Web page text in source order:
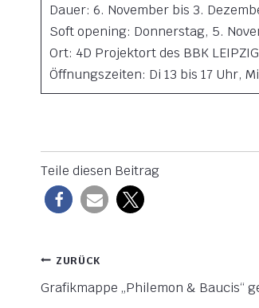
Dauer: 6. November bis 3.
Soft opening: Donnerstag, 5.
Ort: 4D Projektort des BBK
Öffnungszeiten: Di 13 bis 17 Uhr,
Teile diesen Beitrag
ZURÜCK
Grafikmappe „Philemon & Baucis“